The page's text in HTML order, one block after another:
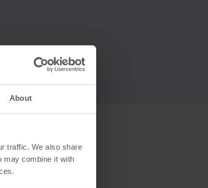
About
traffic. We also share
may combine it with